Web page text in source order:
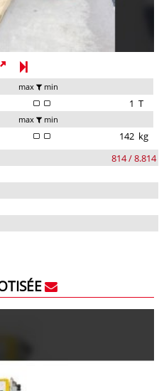
max min
1 T
max min
142 kg
814 / 8.814